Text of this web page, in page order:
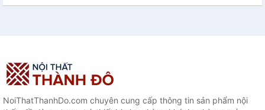
NoiThatThanhDo.com chuyên cung cấp thông tin sản phẩm nội